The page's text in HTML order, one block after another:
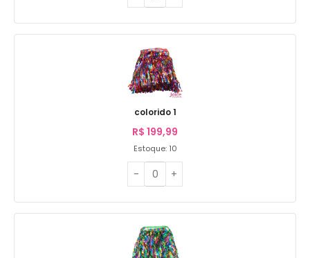
colorido 1
R$ 199,99
Estoque: 10